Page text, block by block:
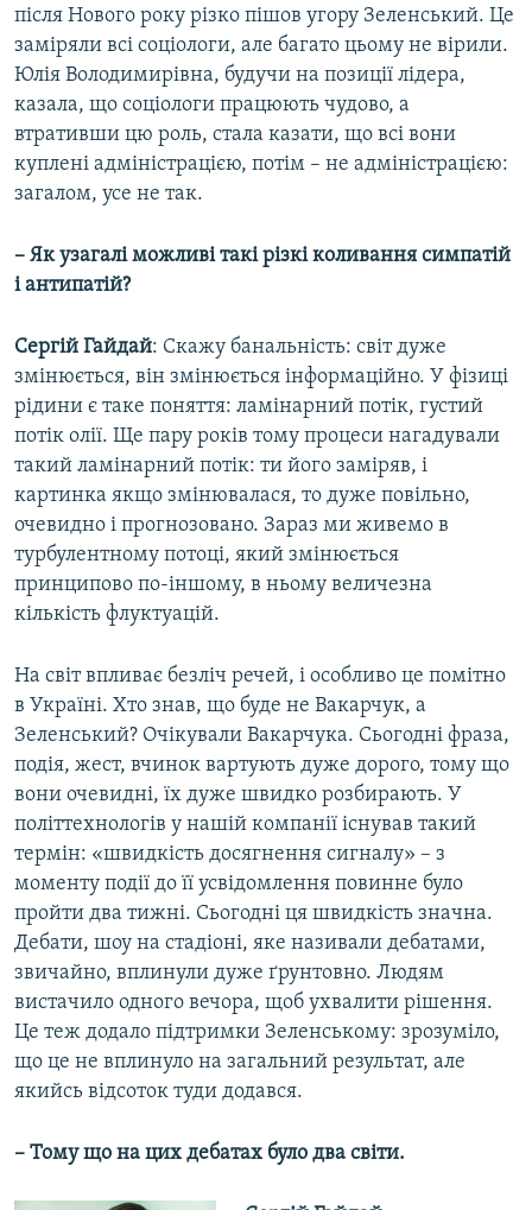
після Нового року різко пішов угору Зеленський. Це
заміряли всі соціологи, але багато цьому не вірили.
Юлія Володимирівна, будучи на позиції лідера,
казала, що соціологи працюють чудово, а
втративши цю роль, стала казати, що всі вони
куплені адміністрацією, потім – не адміністрацією:
загалом, усе не так.
– Як узагалі можливі такі різкі коливання симпатій
і антипатій?
Сергій Гайдай: Скажу банальність: світ дуже
змінюється, він змінюється інформаційно. У фізиці
рідини є таке поняття: ламінарний потік, густий
потік олії. Ще пару років тому процеси нагадували
такий ламінарний потік: ти його заміряв, і
картинка якщо змінювалася, то дуже повільно,
очевидно і прогнозовано. Зараз ми живемо в
турбулентному потоці, який змінюється
принципово по-іншому, в ньому величезна
кількість флуктуацій.
На світ впливає безліч речей, і особливо це помітно
в Україні. Хто знав, що буде не Вакарчук, а
Зеленський? Очікували Вакарчука. Сьогодні фраза,
подія, жест, вчинок вартують дуже дорого, тому що
вони очевидні, їх дуже швидко розбирають. У
політтехнологів у нашій компанії існував такий
термін: «швидкість досягнення сигналу» – з
моменту події до її усвідомлення повинне було
пройти два тижні. Сьогодні ця швидкість значна.
Дебати, шоу на стадіоні, яке називали дебатами,
звичайно, вплинули дуже ґрунтовно. Людям
вистачило одного вечора, щоб ухвалити рішення.
Це теж додало підтримки Зеленському: зрозуміло,
що це не вплинуло на загальний результат, але
якийсь відсоток туди додався.
– Тому що на цих дебатах було два світи.